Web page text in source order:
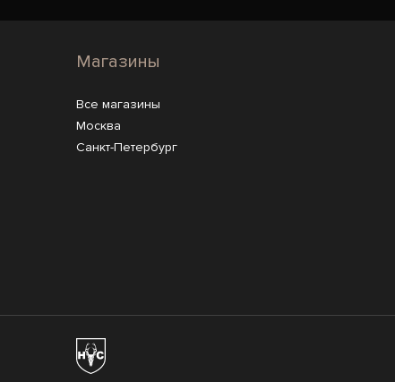
Магазины
Все магазины
Москва
Санкт-Петербург